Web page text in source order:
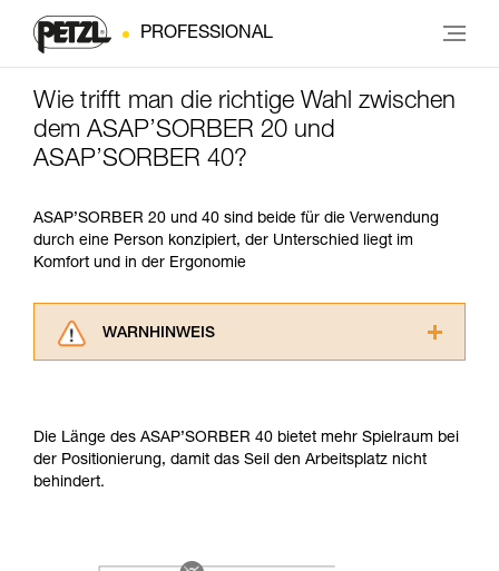
PROFESSIONAL
Wie trifft man die richtige Wahl zwischen
dem ASAP’SORBER 20 und
ASAP’SORBER 40?
ASAP’SORBER 20 und 40 sind beide für die Verwendung
durch eine Person konzipiert, der Unterschied liegt im
Komfort und in der Ergonomie
WARNHINWEIS
ziehen. Um diese Zusatzinformationen
verstehen zu können, müssen Sie zuerst die in
der Gebrauchsanweisung enthaltenen
Die Länge des ASAP’SORBER 40 bietet mehr Spielraum bei
der Positionierung, damit das Seil den Arbeitsplatz nicht
behindert.